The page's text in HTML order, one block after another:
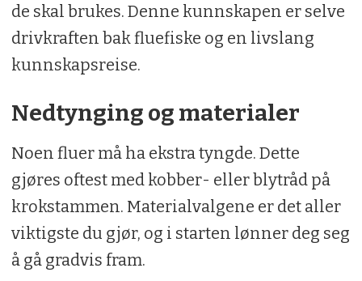
de skal brukes. Denne kunnskapen er selve
drivkraften bak fluefiske og en livslang
kunnskapsreise.
Nedtynging og materialer
Noen fluer må ha ekstra tyngde. Dette
gjøres oftest med kobber- eller blytråd på
krokstammen. Materialvalgene er det aller
viktigste du gjør, og i starten lønner deg seg
å gå gradvis fram.